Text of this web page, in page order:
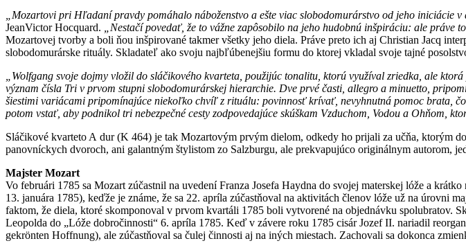
„Mozartovi pri Hľadaní pravdy pomáhalo náboženstvo a ešte viac slobodomurárstvo od jeho iniciácie
JeanVictor Hocquard.
„Nestačí povedať, že to vážne zapôsobilo na jeho hudobnú inšpiráciu: ale práve
Mozartovej tvorby a boli ňou inšpirované takmer všetky jeho diela. Práve preto ich aj Christian Jacq
slobodomurárske rituály. Skladateľ ako svoju najbľúbenejšiu formu do ktorej vkladal svoje tajné
„Wolfgang svoje dojmy vložil do sláčikového kvarteta, použijúc tonalitu, ktorú využíval zriedka, ale
význam čísla Tri v prvom stupni slobodomurárskej hierarchie. Dve prvé časti, allegro a minuetto,
šiestimi variácami pripomínajúce niekoľko chvíľ z rituálu: povinnosť krívať, nevyhnutná pomoc brata,
potom vstať, aby podnikol tri nebezpečné cesty zodpovedajúce skúškam Vzduchom, Vodou a Ohňom,
Sláčikové kvarteto A dur (K 464) je tak Mozartovým prvým dielom, odkedy ho prijali za učňa, ktorým
panovníckych dvoroch, ani galantným štylistom zo Salzburgu, ale prekvapujúco originálnym autorom,
Majster Mozart
Vo februári 1785 sa Mozart zúčastnil na uvedení Franza Josefa Haydna do svojej materskej lóže a
13. januára 1785), keďže je známe, že sa 22. apríla zúčastňoval na aktivitách členov lóže už na
faktom, že diela, ktoré skomponoval v prvom kvartáli 1785 boli vytvorené na objednávku spolubratov.
Leopolda do „Lóže dobročinnosti“ 6. apríla 1785. Keď v závere roku 1785 cisár Jozef II. nariadil
gekrönten Hoffnung), ale zúčastňoval sa čulej činnosti aj na iných miestach. Zachovali sa dokonca